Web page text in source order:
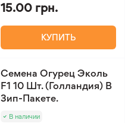
15.00 грн.
КУПИТЬ
Семена Огурец Эколь
F1 10 Шт. (Голландия) В
Зип-Пакете.
В наличии